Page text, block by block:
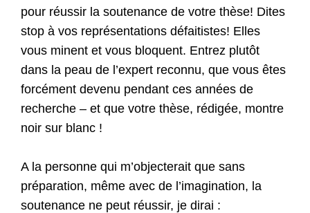
pour réussir la soutenance de votre thèse! Dites
stop à vos représentations défaitistes! Elles
vous minent et vous bloquent. Entrez plutôt
dans la peau de l’expert reconnu, que vous êtes
forcément devenu pendant ces années de
recherche – et que votre thèse, rédigée, montre
noir sur blanc !
A la personne qui m’objecterait que sans
préparation, même avec de l’imagination, la
soutenance ne peut réussir, je dirai :